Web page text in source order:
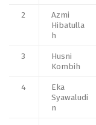
2
Azmi
Hibatulla
h
3
Husni
Kombih
4
Eka
Syawaludi
n